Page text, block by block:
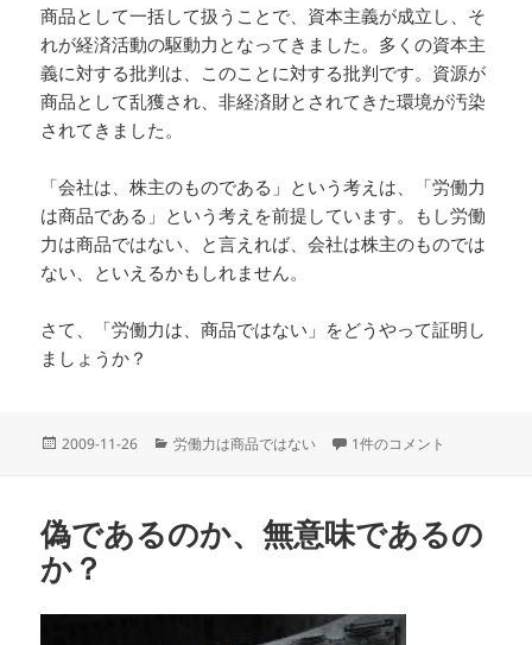
商品として一括して扱うことで、資本主義が成立し、そ
れが経済活動の駆動力となってきました。多くの資本主
義に対する批判は、このことに対する批判です。資源が
商品として乱獲され、非経済財とされてきた環境が汚染
されてきました。
「会社は、株主のものである」という考えは、「労働力
は商品である」という考えを前提しています。もし労働
力は商品ではない、と言えれば、会社は株主のものでは
ない、といえるかもしれません。
さて、「労働力は、商品ではない」をどうやって証明し
ましょうか？
投
2009-11-26
カ
ー
労働力は商品ではない 資本主義に内在する不当性
1件のコメント
偽であるのか、無意味であるの
か？